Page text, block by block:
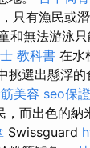
只有漁民或潛
和無法游泳
教科書 在水
挑選出懸浮
美容 seo保
，而出色的納
Swissguard